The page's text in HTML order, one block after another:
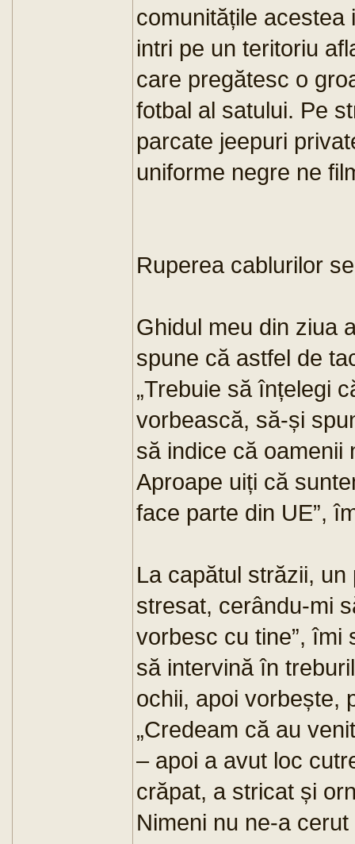
comunitățile acestea
intri pe un teritoriu
care pregătesc o
fotbal al satului. Pe
parcate jeepuri
uniforme negre ne
Ruperea cablurilor
Ghidul meu din ziua
spune că astfel de
„Trebuie să înțelegi
vorbească, să-și
să indice că oamenii
Aproape uiți că
face parte din UE”,
La capătul străzii,
stresat, cerându-mi
vorbesc cu tine”, îmi
să intervină în
ochii, apoi vorbește,
„Credeam că au
– apoi a avut loc
crăpat, a stricat și
Nimeni nu ne-a